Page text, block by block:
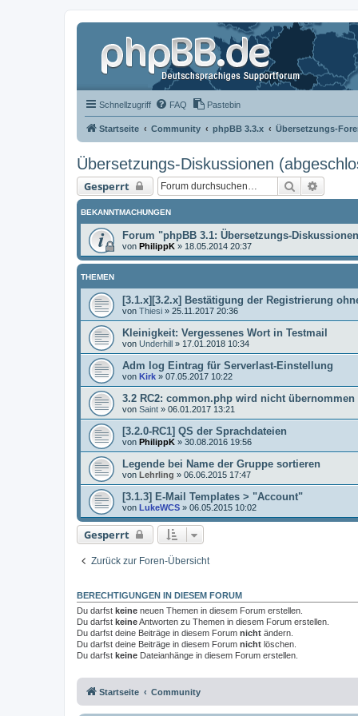
Schnellzugriff FAQ Pastebin
Startseite Community phpBB 3.3.x Übersetzungs-
Übersetzungs-Diskussionen
Gesperrt Suche
BEKANNTMACHUNGEN
Forum "phpBB 3.1: Übersetzungs-
von PhilippK » 18.05.2014 20:37
THEMEN
[3.1.x][3.2.x] Bestätigung der Registrierung
von Thiesi » 25.11.2017 20:36
Kleinigkeit: Vergessenes Wort in Testmail
von Underhill » 17.01.2018 10:34
Adm log Eintrag für Serverlast-Einstellung
von Kirk » 07.05.2017 10:22
3.2 RC2: common.php wird nicht übernommen
von Saint » 06.01.2017 13:21
[3.2.0-RC1] QS der Sprachdateien
von PhilippK » 30.08.2016 19:56
Legende bei Name der Gruppe sortieren
von Lehrling » 06.06.2015 17:47
[3.1.3] E-Mail Templates > "Account"
von LukeWCS » 06.05.2015 10:02
Gesperrt
Zurück zur Foren-Übersicht
BERECHTIGUNGEN IN DIESEM FORUM
Du darfst keine neuen Themen in diesem Forum erstellen.
Du darfst keineAntworten zu Themen in diesem Forum erstellen.
Du darfst deine Beiträge in diesem Forum nicht ändern.
Du darfst deine Beiträge in diesem Forum nicht löschen.
Du darfst keine Dateianhänge in diesem Forum erstellen.
Startseite Community